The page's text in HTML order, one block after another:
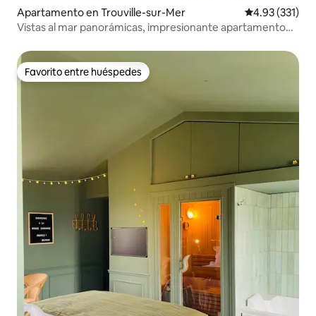
Apartamento en Trouville-sur-Mer Calificación
4.93 (331)
Vistas al mar panorámicas, impresionante apartamento
Favorito entre huéspedes
Favorito entre huéspedes